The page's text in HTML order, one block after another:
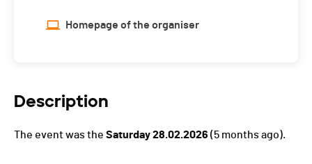
Homepage of the organiser
Description
The event was the Saturday 28.02.2026 (5 months ago).